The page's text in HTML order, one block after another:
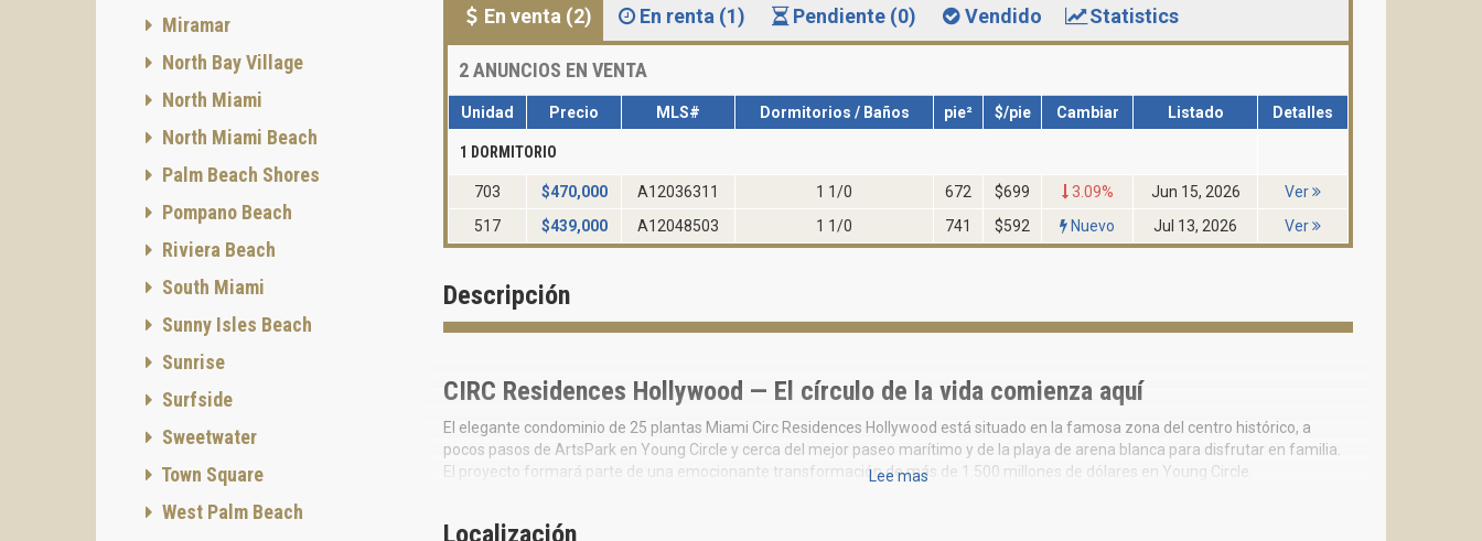
En venta (2) En renta (1) Pendiente (0) Vendido Statistics
2ANUNCIOS EN VENTA
Unidad Precio MLS# Dormitorios / Baños pie² $/pie Cambiar Listado Detalles
1 DORMITORIO
703 $470,000 A12036311 1 1/0 672 $699 3.09% Jun 15, 2026
Ver
517
$439,000 A12048503 1 1/0 741 $592 Nuevo Jul 13, 2026 Ver
Descripción
CIRC Residences Hollywood — El círculo de la vida comienza aquí
El elegante condominio de 25 plantas Miami Circ Residences Hollywood está situado en la famosa zona del centro histórico, a
pocos pasos de ArtsPark en Young Circle y cerca del mejor paseo marítimo y de la playa de arena blanca para disfrutar en familia.
El proyecto formará parte de una emocionante transformación de más de 1.500 millones de dólares en Young Circle.
Lee mas
Localización
Miramar
North Bay Village
North Miami
North Miami Beach
Palm Beach Shores
Pompano Beach
Riviera Beach
South Miami
Sunny Isles Beach
Sunrise
Surfside
Sweetwater
Town Square
West Palm Beach